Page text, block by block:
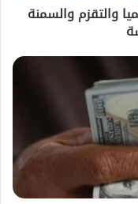
والتقزم والسمنة